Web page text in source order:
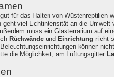
für das Halten von Wüstenreptilien
geht viel Lichtintensität an die
muss ein Glasterrarium auf
Rückwändeund Einrichtung nicht
können
die Möglichkeit, am Lüftungsgitter